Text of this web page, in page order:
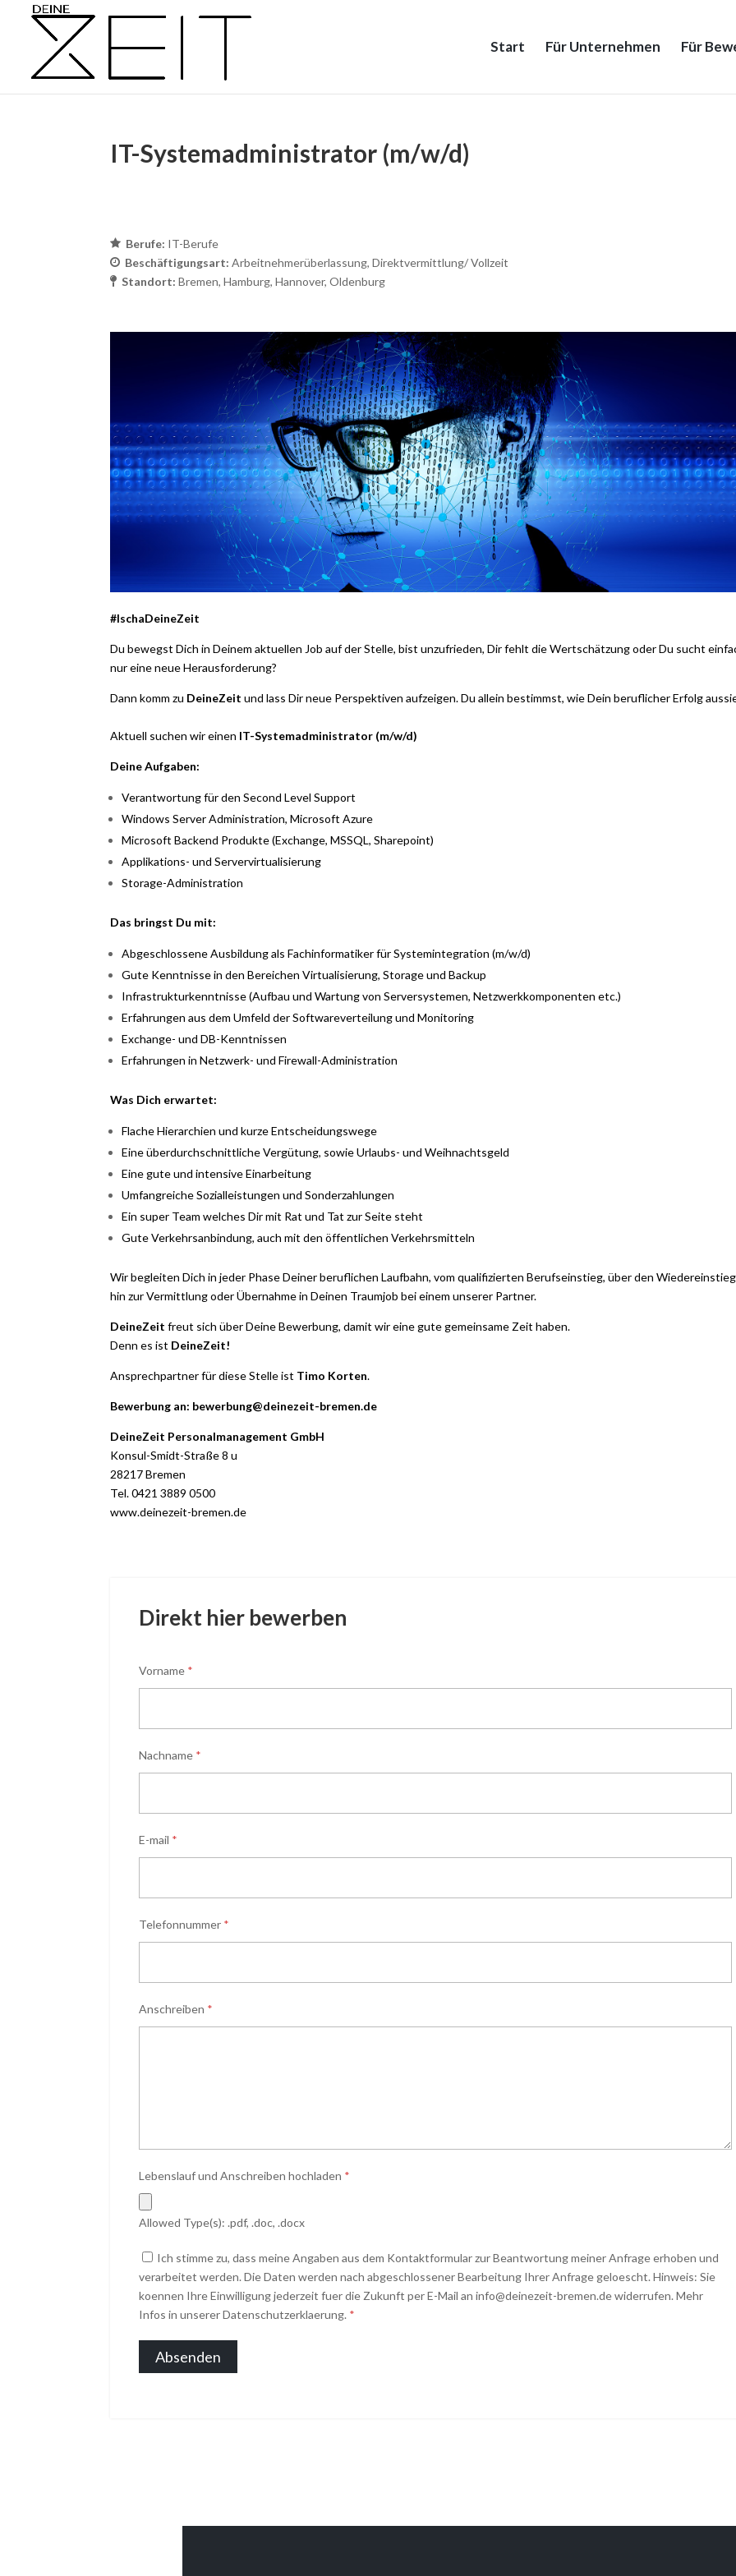
Start Für Unternehmen Für
IT-Systemadministrator (m/w/d)
Berufe: IT-Berufe
Beschäftigungsart:Arbeitnehmerüberlassung Direktvermittlung/ Vollzeit
Standort:Bremen Hamburg Hannover Oldenburg
#IschaDeineZeit
Du bewegst Dich in Deinem aktuellen Job auf der Stelle, bist unzufrieden, Dir fehlt die Wertschätzung oder Du sucht
nur eine neue Herausforderung?
Dann komm zu DeineZeit und lass Dir neue Perspektiven aufzeigen. Du allein bestimmst, wie Dein beruflicher Erfolg
Aktuell suchen wir einen IT-Systemadministrator (m/w/d)
Deine Aufgaben:
Verantwortung für den Second Level Support
Windows Server Administration, Microsoft Azure
Microsoft Backend Produkte (Exchange, MSSQL, Sharepoint)
Applikations- und Servervirtualisierung
Storage-Administration
Das bringst Du mit:
Abgeschlossene Ausbildung als Fachinformatiker für Systemintegration (m/w/d)
Gute Kenntnisse in den Bereichen Virtualisierung, Storage und Backup
Infrastrukturkenntnisse (Aufbau und Wartung von Serversystemen, Netzwerkkomponenten etc.)
Erfahrungen aus dem Umfeld der Softwareverteilung und Monitoring
Exchange- und DB-Kenntnissen
Erfahrungen in Netzwerk- und Firewall-Administration
Was Dich erwartet:
Flache Hierarchien und kurze Entscheidungswege
Eine überdurchschnittliche Vergütung, sowie Urlaubs- und Weihnachtsgeld
Eine gute und intensive Einarbeitung
Umfangreiche Sozialleistungen und Sonderzahlungen
Ein super Team welches Dir mit Rat und Tat zur Seite steht
Gute Verkehrsanbindung, auch mit den öffentlichen Verkehrsmitteln
Wir begleiten Dich in jeder Phase Deiner beruflichen Laufbahn, vom qualifizierten Berufseinstieg, über den
hin zur Vermittlung oder Übernahme in Deinen Traumjob bei einem unserer Partner.
DeineZeit freut sich über Deine Bewerbung, damit wir eine gute gemeinsame Zeit haben.
Denn es ist DeineZeit!
Ansprechpartner für diese Stelle ist Timo Korten.
Bewerbung an: bewerbung@deinezeit-bremen.de
DeineZeit Personalmanagement GmbH
Konsul-Smidt-Straße 8 u
28217 Bremen
Tel. 0421 3889 0500
www.deinezeit-bremen.de
Direkt hier bewerben
Vorname *
Nachname *
E-mail *
Telefonnummer *
Anschreiben *
Lebenslauf und Anschreiben hochladen *
Allowed Type(s): .pdf, .doc, .docx
Ich stimme zu, dass meine Angaben aus dem Kontaktformular zur Beantwortung meiner Anfrage erhoben und
verarbeitet werden. Die Daten werden nach abgeschlossener Bearbeitung Ihrer Anfrage geloescht. Hinweis: Sie
koennen Ihre Einwilligung jederzeit fuer die Zukunft per E-Mail an info@deinezeit-bremen.de widerrufen. Mehr
Infos in unserer Datenschutzerklaerung. *